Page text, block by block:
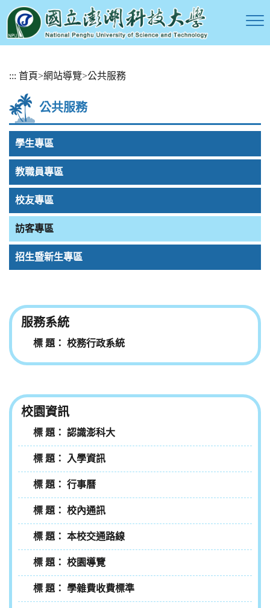
::: 首頁>網站導覽>公共服務
公共服務
學生專區
教職員專區
校友專區
訪客專區
招生暨新生專區
服務系統
校務行政系統
校園資訊
認識澎科大
入學資訊
行事曆
校內通訊
本校交通路線
校園導覽
學雜費收費標準